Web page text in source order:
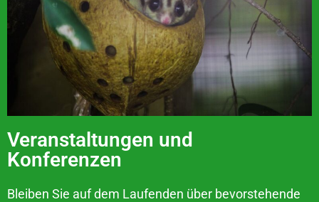
Veranstaltungen und
Konferenzen
Bleiben Sie auf dem Laufenden über bevorstehende